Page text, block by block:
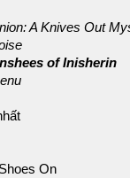
A Knives Out
of Inisherin
On